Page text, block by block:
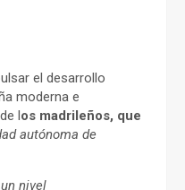
el desarrollo
moderna e
los madrileños, que
autónoma de
nivel